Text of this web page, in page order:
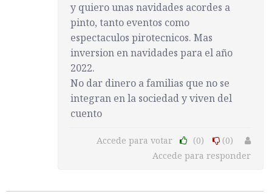
y quiero unas navidades acordes a
pinto, tanto eventos como
espectaculos pirotecnicos. Mas
inversion en navidades para el año
2022.
No dar dinero a familias que no se
integran en la sociedad y viven del
cuento
Accede para votar (0)
(0)
Accede para responder